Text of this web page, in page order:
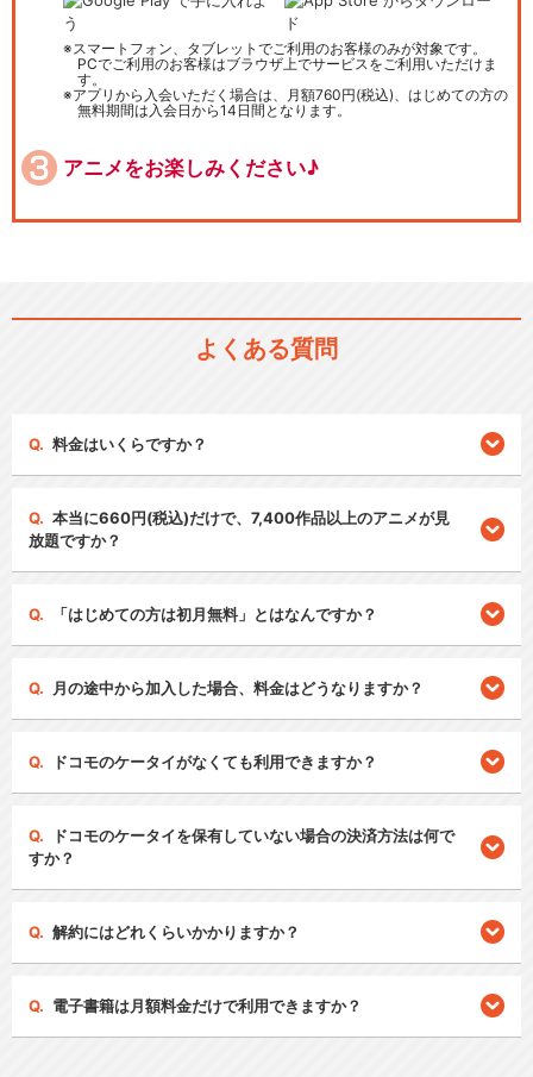
スマートフォン、タブレットでご利用のお客様のみが対象です。
PCでご利用のお客様はブラウザ上でサービスをご利用いただけま
す。
アプリから入会いただく場合は、月額760円(税込)、はじめての方の
無料期間は入会日から14日間となります。
アニメをお楽しみください♪
よくある質問
料金はいくらですか？
本当に660円(税込)だけで、7,400作品以上のアニメが見
放題ですか？
「はじめての方は初月無料」とはなんですか？
月の途中から加入した場合、料金はどうなりますか？
ドコモのケータイがなくても利用できますか？
ドコモのケータイを保有していない場合の決済方法は何で
すか？
解約にはどれくらいかかりますか？
電子書籍は月額料金だけで利用できますか？